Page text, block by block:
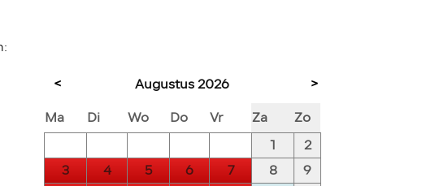
<
>
Augustus2026
Ma
Di Wo Do Vr Za
Zo
1
2
3
4 5 6 7 8
9